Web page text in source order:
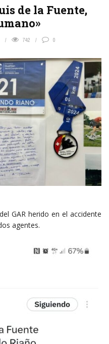
de la Fuente,
742 0
GAR herido en el accidente
agentes.